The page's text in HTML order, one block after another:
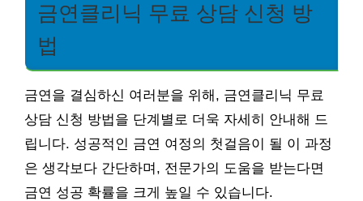
금연클리닉 무료 상담 신청 방
법
금연을 결심하신 여러분을 위해, 금연클리닉 무료
상담 신청 방법을 단계별로 더욱 자세히 안내해 드
립니다. 성공적인 금연 여정의 첫걸음이 될 이 과정
은 생각보다 간단하며, 전문가의 도움을 받는다면
금연 성공 확률을 크게 높일 수 있습니다.